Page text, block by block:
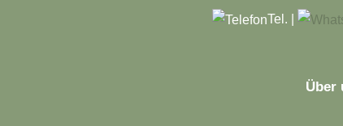
Tel.
Über